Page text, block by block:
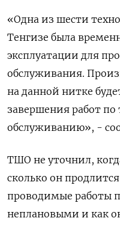
«Одна из шести
Тенгизе была
эксплуатации для
обслуживания.
на данной нитке
завершения работ по
обслуживанию», -
ТШО не уточнил,
сколько он
проводимые работы
неплановыми и как